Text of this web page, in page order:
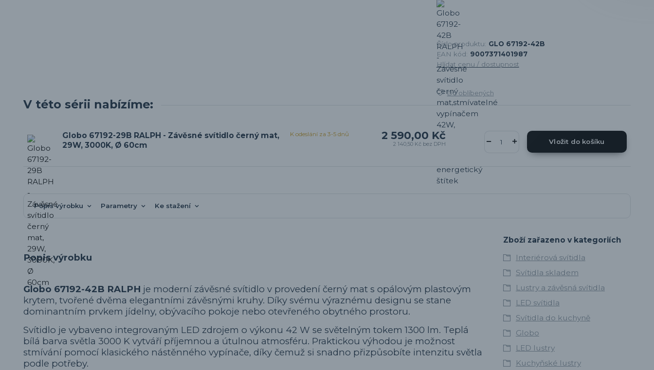
Číslo produktu: GLO 67192-42B
EAN kód: 9007371401987
Hlídat cenu / dostupnost
Do oblíbených
V této sérii nabízíme:
Globo 67192-29B RALPH - Závěsné svítidlo černý mat,
29W, 3000K, Ø 60cm
2 590,00 Kč
2 140,50 Kč bez DPH
K odeslání za 3-5 dnů
Vložit do košíku
Popis výrobku Parametry Ke stažení
Popis výrobku
Globo 67192-42B RALPH je moderní závěsné svítidlo v provedení černý mat s opálovým plastovým
krytem, tvořené dvěma elegantními závěsnými kruhy. Díky svému výraznému designu se stane
dominantním prvkem jídelny, obývacího pokoje nebo otevřeného obytného prostoru.
Svítidlo je vybaveno integrovaným LED zdrojem o výkonu 42 W se světelným tokem 1300 lm. Teplá
bílá barva světla 3000 K vytváří příjemnou a útulnou atmosféru. Praktickou výhodou je možnost
stmívání pomocí klasického nástěnného vypínače, díky čemuž si snadno přizpůsobíte intenzitu světla
podle potřeby.
Zboží zařazeno v kategoriích
Interiérová svítidla
Svítidla skladem
Lustry a závěsná svítidla
LED svítidla
Svítidla do kuchyně
Globo
LED lustry
Kuchyňské lustry